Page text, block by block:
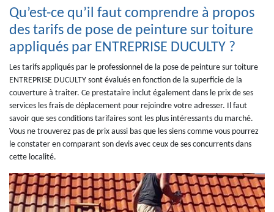
Qu’est-ce qu’il faut comprendre à propos
des tarifs de pose de peinture sur toiture
appliqués par ENTREPRISE DUCULTY ?
Les tarifs appliqués par le professionnel de la pose de peinture sur toiture
ENTREPRISE DUCULTY sont évalués en fonction de la superficie de la
couverture à traiter. Ce prestataire inclut également dans le prix de ses
services les frais de déplacement pour rejoindre votre adresser. Il faut
savoir que ses conditions tarifaires sont les plus intéressants du marché.
Vous ne trouverez pas de prix aussi bas que les siens comme vous pourrez
le constater en comparant son devis avec ceux de ses concurrents dans
cette localité.